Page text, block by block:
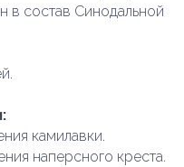
в состав Синодальной
камилавки.
наперсного креста.